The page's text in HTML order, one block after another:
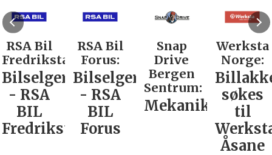
RSA Bil
Fredrikstad:
Bilselger
- RSA
BIL
Fredrikstad
RSA Bil
Forus:
Bilselger
- RSA
BIL
Forus
Snap
Drive
Bergen
Sentrum:
Mekaniker
Werksta
Norge:
søkes
til
Åsane